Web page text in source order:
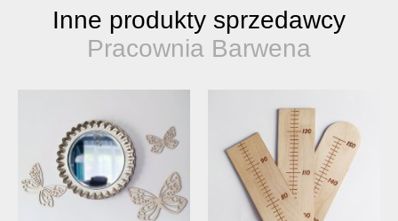
Inne produkty sprzedawcy
Pracownia Barwena